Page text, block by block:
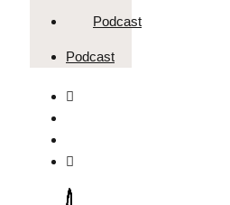
Podcast
Podcast